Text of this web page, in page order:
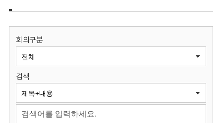
보
원
회
회의구분
검색